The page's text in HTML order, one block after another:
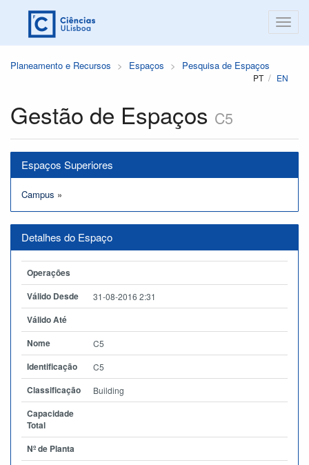
Planeamento e Recursos Espaços Pesquisa de Espaços
PT EN
Gestão de Espaços C5
Espaços Superiores
Campus »
Detalhes do Espaço
Operações
Válido Desde
31-08-2016 2:31
Válido Até
Nome
C5
Identificação C5
Classificação Building
Capacidade
Total
Nº de Planta